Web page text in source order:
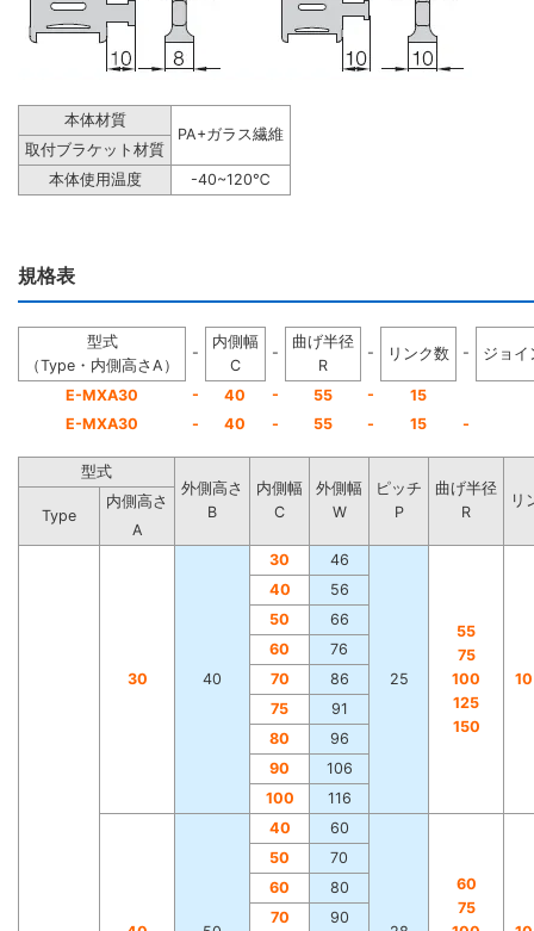
本体材質
PA+ガラス繊維
取付ブラケット材質
本体使用温度
-40~120℃
規格表
型式
（Type・内側高さA）
-
内側幅
C
-
曲げ半径
R
- リンク数 - ジョイ
E-MXA30 - 40 - 55 -
15
E-MXA30
- 40 - 55 - 15 -
型式
外側高さ
B
内側幅
C
外側幅
W
ピッチ
P
曲げ半径
R
リ
Type
内側高さ
A
30 40
30 46
25
55
75
100
125
150
40
56
50
66
60
76
70
86
75
91
80
96
90
106
100
116
40 60
60
75
50
70
60
80
70
90